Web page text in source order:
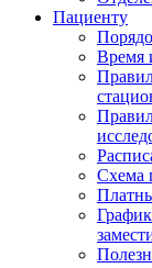
Пациенту
Время
Схема